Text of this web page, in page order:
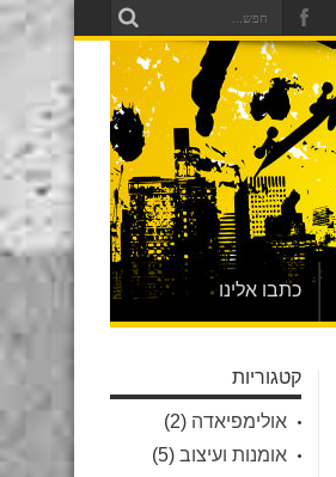
כתבו אלינו
קטגוריות
אולימפיאדה (2)
אומנות ועיצוב (5)